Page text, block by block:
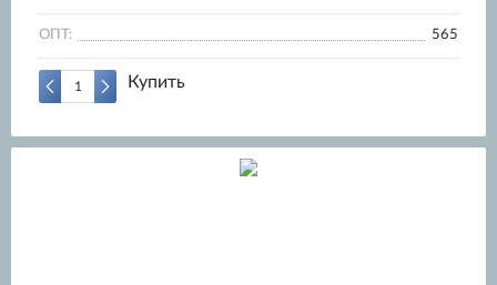
ОПТ: 565
Купить